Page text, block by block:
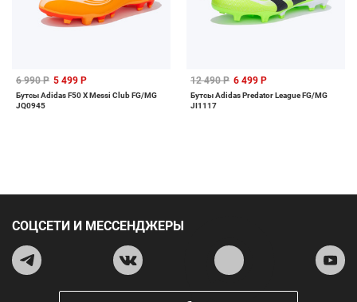
6 990 Р 5 499 Р
Бутсы Adidas F50 X Messi Club FG/MG
JQ0945
12 490 Р 6 499 Р
Бутсы Adidas Predator League FG/MG
JI1117
СОЦСЕТИ И МЕССЕНДЖЕРЫ